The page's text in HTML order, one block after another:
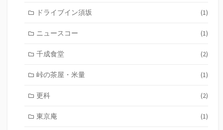
ドライブイン須坂 (1)
ニュースコー (1)
千成食堂 (2)
峠の茶屋・米量 (1)
更科 (2)
東京庵 (1)